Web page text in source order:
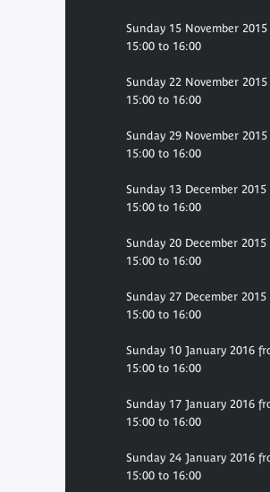
Sunday 15 November
15:00 to 16:00
Sunday 22 November
15:00 to 16:00
Sunday 29 November
15:00 to 16:00
Sunday 13 December 2015
15:00 to 16:00
Sunday 20 December 2015
15:00 to 16:00
Sunday 27 December 2015
15:00 to 16:00
Sunday 10 January 2016
15:00 to 16:00
Sunday 17 January 2016
15:00 to 16:00
Sunday 24 January 2016
15:00 to 16:00